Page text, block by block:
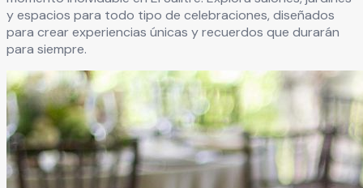
y espacios para todo tipo de celebraciones, diseñados
para crear experiencias únicas y recuerdos que durarán
para siempre.